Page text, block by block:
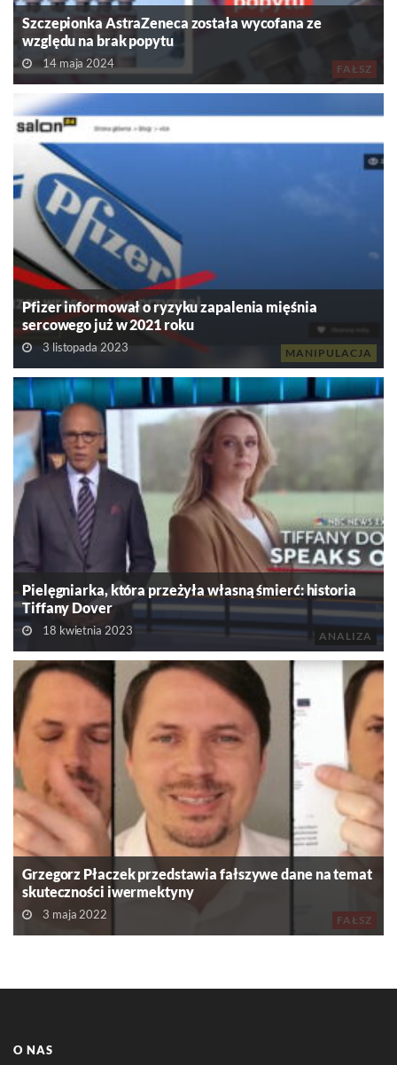
FAŁSZ
Szczepionka AstraZeneca została wycofana ze
względu na brak popytu
14 maja 2024
MANIPULACJA
Pfizer informował o ryzyku zapalenia mięśnia
sercowego już w 2021 roku
3 listopada 2023
ANALIZA
Pielęgniarka, która przeżyła własną śmierć: historia
Tiffany Dover
18 kwietnia 2023
FAŁSZ
Grzegorz Płaczek przedstawia fałszywe dane na temat
skuteczności iwermektyny
3 maja 2022
O NAS